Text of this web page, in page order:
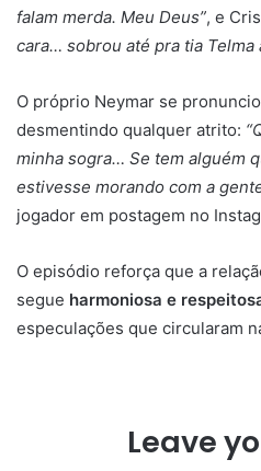
falam merda. Meu Deus”, e
cara… sobrou até pra tia Telma
O próprio Neymar se
desmentindo qualquer atrito:
minha sogra… Se tem alguém
estivesse morando com a
jogador em postagem no
O episódio reforça que a
segue harmoniosa e
especulações que circularam
Leave